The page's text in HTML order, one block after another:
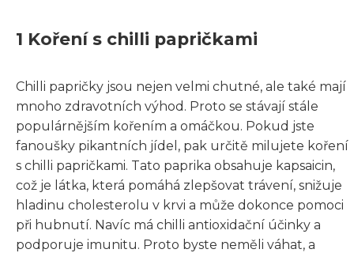
1 Koření s chilli papričkami
Chilli papričky jsou nejen velmi chutné, ale také mají
mnoho zdravotních výhod. Proto se stávají stále
populárnějším kořením a omáčkou. Pokud jste
fanoušky pikantních jídel, pak určitě milujete koření
s chilli papričkami. Tato paprika obsahuje kapsaicin,
což je látka, která pomáhá zlepšovat trávení, snižuje
hladinu cholesterolu v krvi a může dokonce pomoci
při hubnutí. Navíc má chilli antioxidační účinky a
podporuje imunitu. Proto byste neměli váhat, a